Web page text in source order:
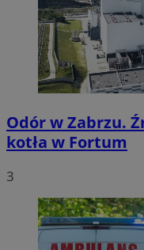
Odór w Zabrzu.
kotła w Fortum
3